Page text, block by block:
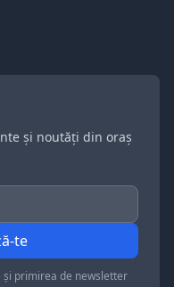
și noutăți din oraș
te
și primirea de newsletter